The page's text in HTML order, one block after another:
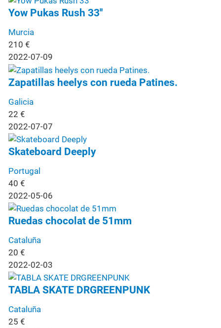
Yow Pukas Rush 33''
Murcia
210 €
2022-07-09
Zapatillas heelys con rueda Patines.
Galicia
22 €
2022-07-07
Skateboard Deeply
Portugal
40 €
2022-05-06
Ruedas chocolat de 51mm
Cataluña
20 €
2022-02-03
TABLA SKATE DRGREENPUNK
Cataluña
25 €